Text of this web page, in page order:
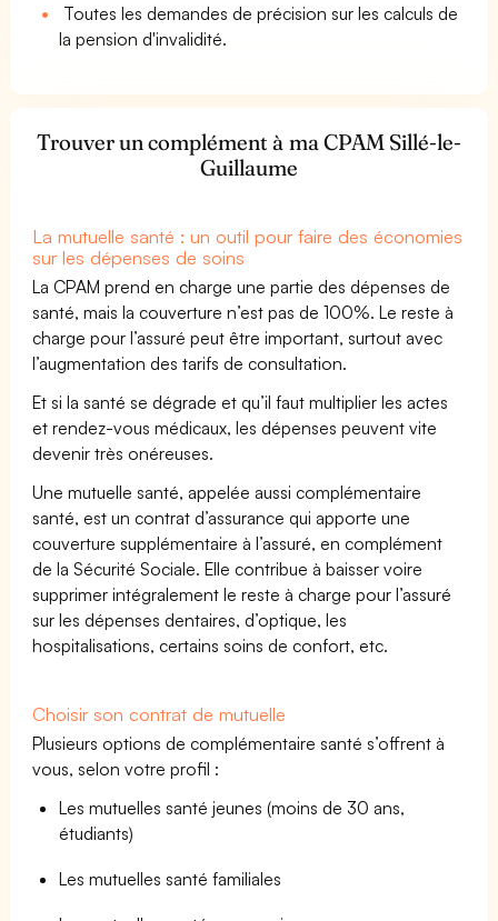
Toutes les demandes de précision sur les calculs de
la pension d'invalidité.
Trouver un complément à ma CPAM Sillé-le-
Guillaume
La mutuelle santé : un outil pour faire des économies
sur les dépenses de soins
La CPAM prend en charge une partie des dépenses de
santé, mais la couverture n’est pas de 100%. Le reste à
charge pour l’assuré peut être important, surtout avec
l’augmentation des tarifs de consultation.
Et si la santé se dégrade et qu’il faut multiplier les actes
et rendez-vous médicaux, les dépenses peuvent vite
devenir très onéreuses.
Une mutuelle santé, appelée aussi complémentaire
santé, est un contrat d’assurance qui apporte une
couverture supplémentaire à l’assuré, en complément
de la Sécurité Sociale. Elle contribue à baisser voire
supprimer intégralement le reste à charge pour l’assuré
sur les dépenses dentaires, d’optique, les
hospitalisations, certains soins de confort, etc.
Choisir son contrat de mutuelle
Plusieurs options de complémentaire santé s’offrent à
vous, selon votre profil :
Les mutuelles santé jeunes (moins de 30 ans,
étudiants)
Les mutuelles santé familiales